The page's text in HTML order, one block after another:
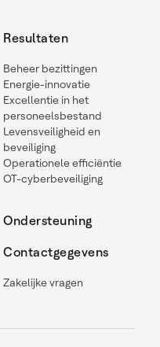
Resultaten
Beheer bezittingen
Energie-innovatie
Excellentie in het
personeelsbestand
Levensveiligheid en
beveiliging
Operationele efficiëntie
OT-cyberbeveiliging
Ondersteuning
Contactgegevens
Zakelijke vragen